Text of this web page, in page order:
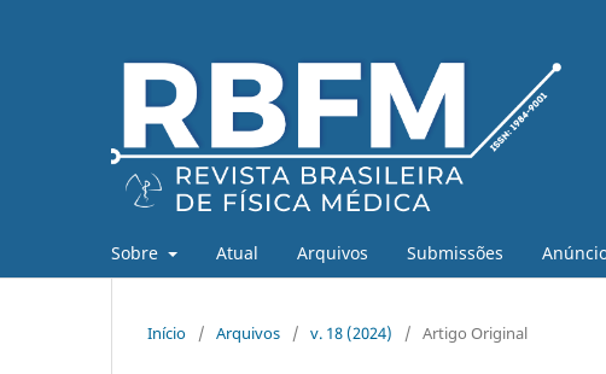
Sobre Atual Arquivos Submissões
Início / Arquivos / v. 18 (2024) / Artigo Original